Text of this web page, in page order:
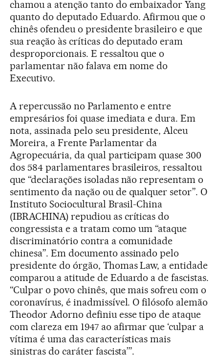
chamou a atenção tanto do embaixador Yang
quanto do deputado Eduardo. Afirmou que o
chinês ofendeu o presidente brasileiro e que
sua reação às críticas do deputado eram
desproporcionais. E ressaltou que o
parlamentar não falava em nome do
Executivo.
A repercussão no Parlamento e entre
empresários foi quase imediata e dura. Em
nota, assinada pelo seu presidente, Alceu
Moreira, a Frente Parlamentar da
Agropecuária, da qual participam quase 300
dos 584 parlamentares brasileiros, ressaltou
que “declarações isoladas não representam o
sentimento da nação ou de qualquer setor”. O
Instituto Sociocultural Brasil-China
(IBRACHINA) repudiou as críticas do
congressista e a tratam como um “ataque
discriminatório contra a comunidade
chinesa”. Em documento assinado pelo
presidente do órgão, Thomas Law, a entidade
comparou a atitude de Eduardo a de fascistas.
“Culpar o povo chinês, que mais sofreu com o
coronavírus, é inadmissível. O filósofo alemão
Theodor Adorno definiu esse tipo de ataque
com clareza em 1947 ao afirmar que ‘culpar a
vítima é uma das características mais
sinistras do caráter fascista’”.